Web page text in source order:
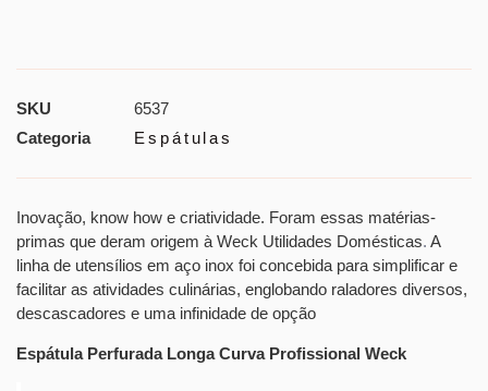
SKU
6537
Categoria
Espátulas
Inovação, know how e criatividade. Foram essas matérias-
primas que deram origem à Weck Utilidades Domésticas. A
linha de utensílios em aço inox foi concebida para simplificar e
facilitar as atividades culinárias, englobando raladores diversos,
descascadores e uma infinidade de opção
Espátula Perfurada Longa Curva Profissional Weck